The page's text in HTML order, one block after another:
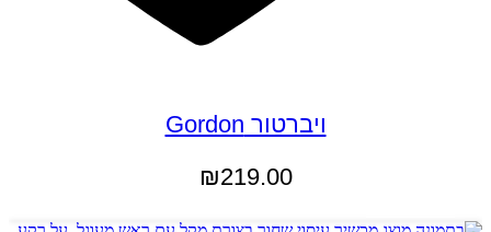
ויברטור Gordon
₪219.00